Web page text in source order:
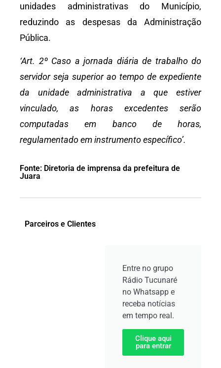
unidades administrativas do Município,
reduzindo as despesas da Administração
Pública.
‘Art. 2º Caso a jornada diária de trabalho do
servidor seja superior ao tempo de expediente
da unidade administrativa a que estiver
vinculado, as horas excedentes serão
computadas em banco de horas,
regulamentado em instrumento específico’.
Fonte: Diretoria de imprensa da prefeitura de
Juara
Parceiros e Clientes
Entre no grupo
Rádio Tucunaré
no Whatsapp e
receba notícias
em tempo real.
Clique aqui
para entrar